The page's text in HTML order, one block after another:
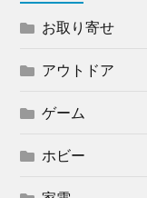
お取り寄せ
アウトドア
ゲーム
ホビー